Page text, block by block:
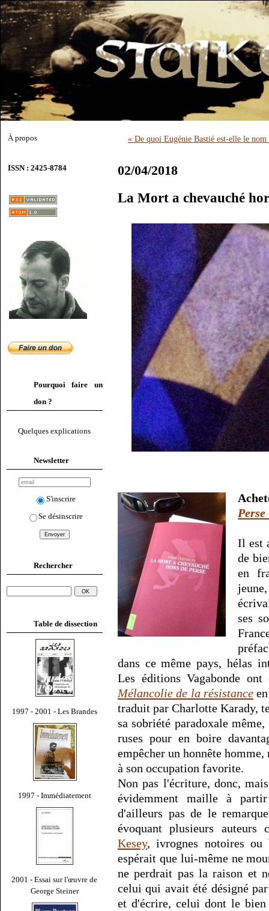
À propos
ISSN : 2425-8784
Pourquoi faire un
don ?
Quelques explications
Newsletter
S'inscrire
Se désinscrire
Rechercher
Table de dissection
1997 - 2001 - Les Brandes
1997 - Immédiatement
2001 - Essai sur l'œuvre de
George Steiner
« De quoi Eugénie Bastié est-elle le nom
02/04/2018
La Mort a chevauché
Perse
Il est
de
en
ses
dans ce même pays, hélas
Les éditions Vagabonde
Mélancolie de la résistanceen
traduit par Charlotte Karady,
sa sobriété paradoxale
ruses pour en boire
empêcher un honnête
à son occupation favorite.
Non pas l'écriture, donc,
évidemment maille à
d'ailleurs pas de le
évoquant plusieurs
Kesey, ivrognes notoires ou
espérait que lui-même ne
ne perdrait pas la raison et
celui qui avait été désigné
et d'écrire, celui dont le